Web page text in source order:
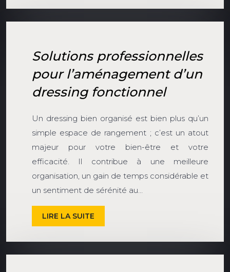
Solutions professionnelles
pour l’aménagement d’un
dressing fonctionnel
Un dressing bien organisé est bien plus qu’un
simple espace de rangement ; c’est un atout
majeur pour votre bien-être et votre
efficacité. Il contribue à une meilleure
organisation, un gain de temps considérable et
un sentiment de sérénité au…
LIRE LA SUITE